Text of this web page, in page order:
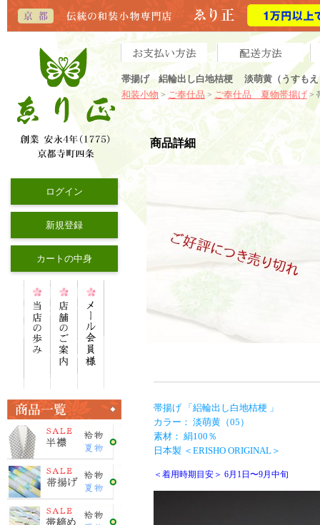
帯揚げ 絽輪出し白地桔梗 淡萌黄（うすもえ
和装小物 > ご奉仕品 > ご奉仕品 夏物帯揚げ>
ログイン
新規登録
カートの中身
商品詳細
帯揚げ 「絽輪出し白地桔梗 」
カラー： 淡萌黄（05）
素材： 絹100％
日本製 ＜ERISHO ORIGINAL＞
＜着用時期目安＞ 6月1日〜9月中旬